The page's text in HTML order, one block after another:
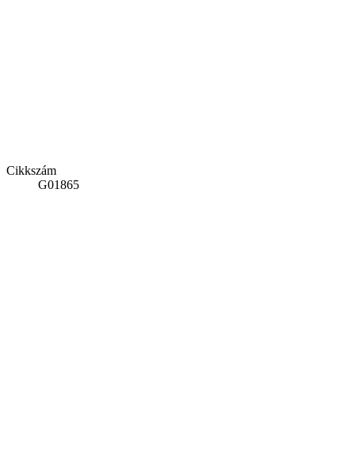
Cikkszám
G01865